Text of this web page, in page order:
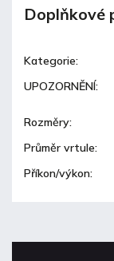
Doplňkové
Kategorie:
UPOZORNĚNÍ:
Rozměry:
Průměr vrtule:
Příkon/výkon: